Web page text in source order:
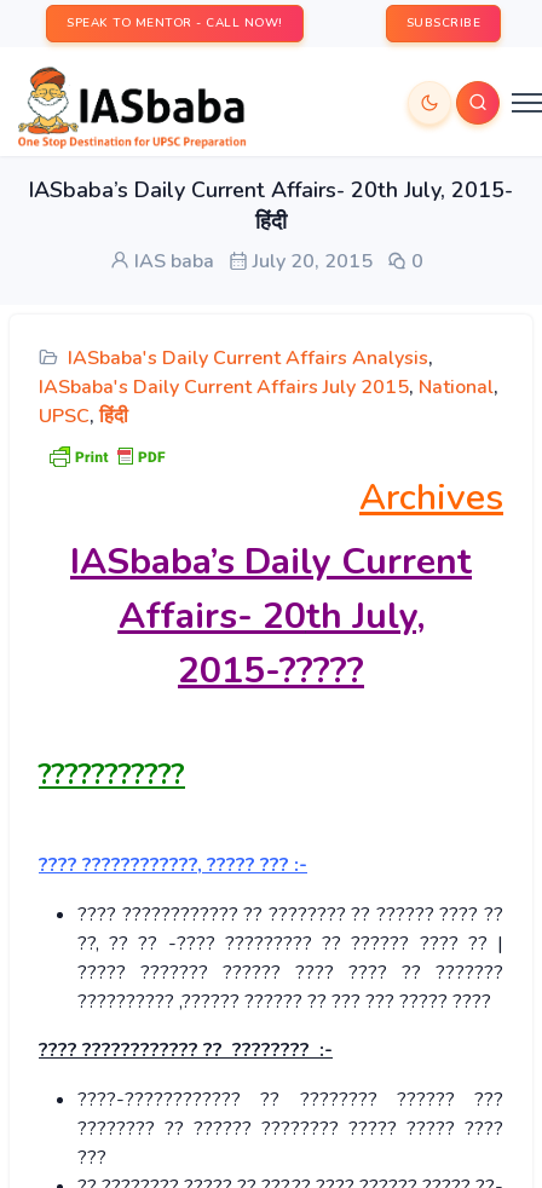
SPEAK TO MENTOR - CALL NOW! SUBSCRIBE
IASbaba’s Daily Current Affairs- 20th July, 2015-
हिंदी
IAS baba July 20, 2015 0
IASbaba's Daily Current Affairs Analysis,
IASbaba's Daily Current Affairs July 2015, National,
UPSC,हिंदी
Archives
IASbaba’s Daily Current
Affairs- 20th July,
2015-?????
???????????
???? ????????????, ????? ??? :-
???? ???????????? ?? ???????? ?? ?????? ???? ??
??, ?? ?? -???? ????????? ?? ?????? ???? ?? |
????? ??????? ?????? ???? ???? ?? ???????
?????????? ,?????? ?????? ?? ??? ??? ????? ????
???? ???????????? ?? ???????? :-
????-???????????? ?? ???????? ?????? ???
???????? ?? ?????? ???????? ????? ????? ????
???